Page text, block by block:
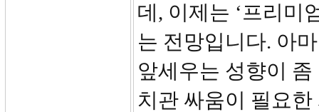
데, 이제는 ‘프리미
는 전망입니다. 아
앞세우는 성향이
치관 싸움이 필요